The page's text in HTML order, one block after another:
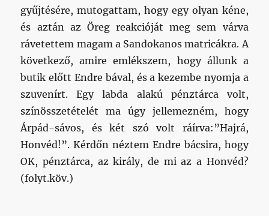
gyűjtésére, mutogattam, hogy egy olyan kéne,
és aztán az Öreg reakcióját meg sem várva
rávetettem magam a Sandokanos matricákra. A
következő, amire emlékszem, hogy állunk a
butik előtt Endre bával, és a kezembe nyomja a
szuvenírt. Egy labda alakú pénztárca volt,
színösszetételét ma úgy jellemezném, hogy
Árpád-sávos, és két szó volt ráírva:”Hajrá,
Honvéd!”. Kérdőn néztem Endre bácsira, hogy
OK, pénztárca, az király, de mi az a Honvéd?
(folyt.köv.)